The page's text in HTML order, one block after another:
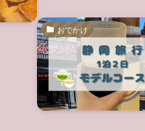
おでかけ